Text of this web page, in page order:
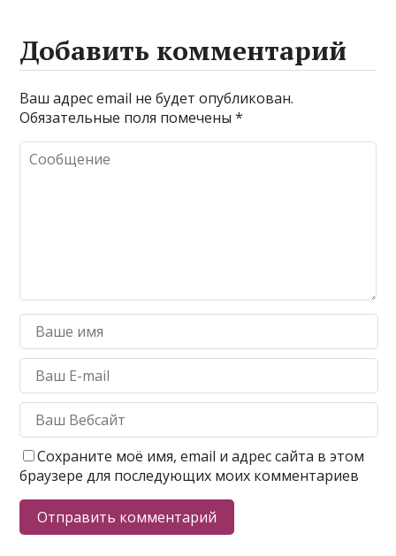
Добавить комментарий
Ваш адрес email не будет опубликован.
Обязательные поля помечены*
Сохраните моё имя, email и адрес сайта в этом
браузере для последующих моих комментариев